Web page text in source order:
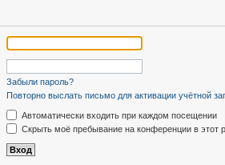
Забыли пароль?
Повторно выслать письмо для активации учётной
Автоматически входить при каждом посещении
Скрыть моё пребывание на конференции в этот